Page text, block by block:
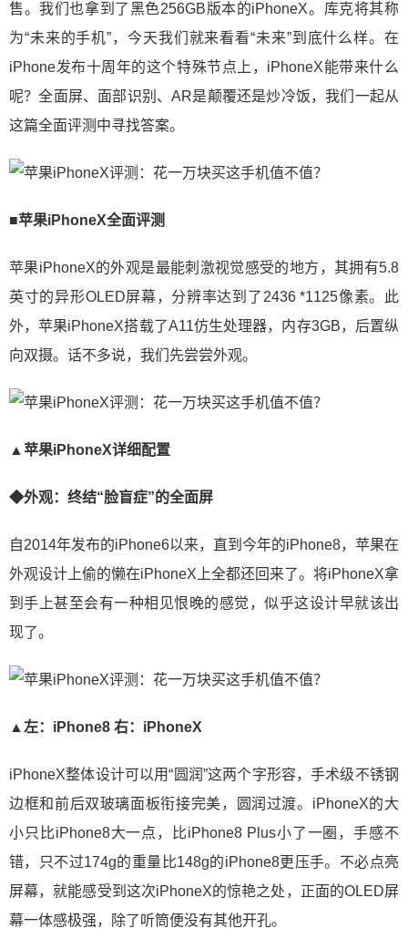
售。我们也拿到了黑色256GB版本的iPhoneX。库克将其称
为“未来的手机”，今天我们就来看看“未来”到底什么样。在
iPhone发布十周年的这个特殊节点上，iPhoneX能带来什么
呢？全面屏、面部识别、AR是颠覆还是炒冷饭，我们一起从
这篇全面评测中寻找答案。
■苹果iPhoneX全面评测
苹果iPhoneX的外观是最能刺激视觉感受的地方，其拥有5.8
英寸的异形OLED屏幕，分辨率达到了2436 *1125像素。此
外，苹果iPhoneX搭载了A11仿生处理器，内存3GB，后置纵
向双摄。话不多说，我们先尝尝外观。
▲苹果iPhoneX详细配置
◆外观：终结“脸盲症”的全面屏
自2014年发布的iPhone6以来，直到今年的iPhone8，苹果在
外观设计上偷的懒在iPhoneX上全都还回来了。将iPhoneX拿
到手上甚至会有一种相见恨晚的感觉，似乎这设计早就该出
现了。
▲左：iPhone8 右：iPhoneX
iPhoneX整体设计可以用“圆润”这两个字形容，手术级不锈钢
边框和前后双玻璃面板衔接完美，圆润过渡。iPhoneX的大
小只比iPhone8大一点，比iPhone8 Plus小了一圈，手感不
错，只不过174g的重量比148g的iPhone8更压手。不必点亮
屏幕，就能感受到这次iPhoneX的惊艳之处，正面的OLED屏
幕一体感极强，除了听筒便没有其他开孔。